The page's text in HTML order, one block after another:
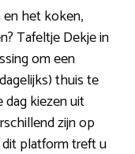
het koken,
Tafeltje Dekje in
om een
thuis te
dag kiezen uit
zijn op
dit platform treft u